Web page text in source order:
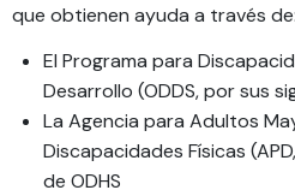
que obtienen ayuda a través de:
El Programa para
Desarrollo (ODDS, por sus
La Agencia para Adultos
Discapacidades Físicas
de ODHS